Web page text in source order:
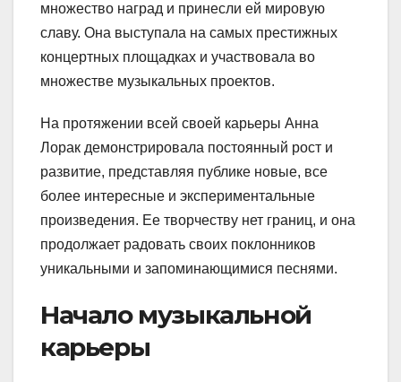
множество наград и принесли ей мировую
славу. Она выступала на самых престижных
концертных площадках и участвовала во
множестве музыкальных проектов.
На протяжении всей своей карьеры Анна
Лорак демонстрировала постоянный рост и
развитие, представляя публике новые, все
более интересные и экспериментальные
произведения. Ее творчеству нет границ, и она
продолжает радовать своих поклонников
уникальными и запоминающимися песнями.
Начало музыкальной
карьеры